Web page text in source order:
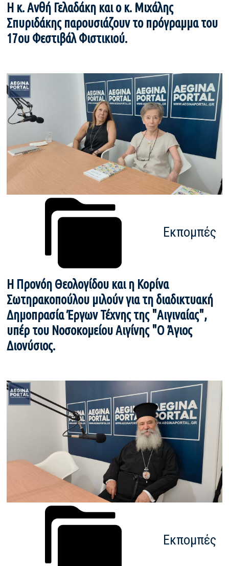
H κ. Ανθή Γελαδάκη και ο κ. Μιχάλης
Σπυριδάκης παρουσιάζουν το πρόγραμμα του
17ου Φεστιβάλ Φιστικιού.
Εκπομπές
Η Προνόη Θεολογίδου και η Κορίνα
Σωτηρακοπούλου μιλούν για τη διαδικτυακή
Δημοπρασία Έργων Τέχνης της "Αιγιναίας",
υπέρ του Νοσοκομείου Αιγίνης "Ο Άγιος
Διονύσιος.
Εκπομπές